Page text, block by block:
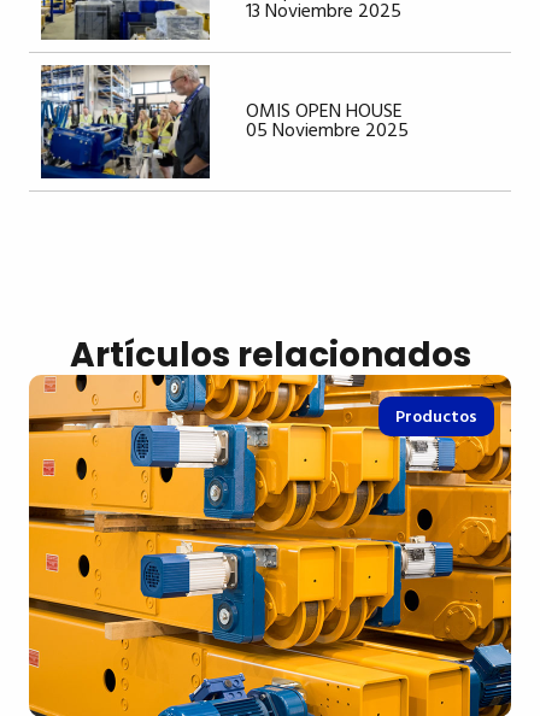
13 Noviembre 2025
OMIS OPEN HOUSE
05 Noviembre 2025
Artículos relacionados
Productos